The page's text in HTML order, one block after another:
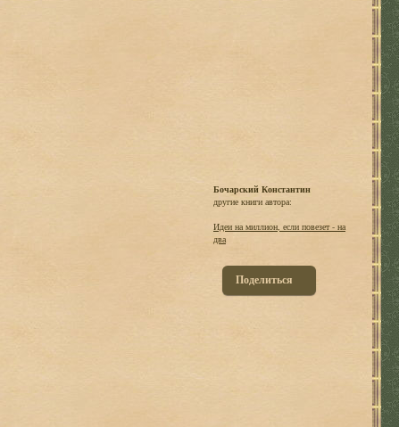
Бочарский Константин
другие книги автора:
Идеи на миллион, если повезет - на
два
Поделиться